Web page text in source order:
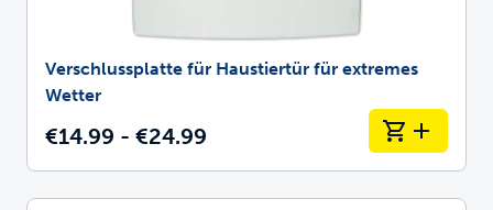
Verschlussplatte für Haustiertür für extremes
Wetter
€14.99 - €24.99